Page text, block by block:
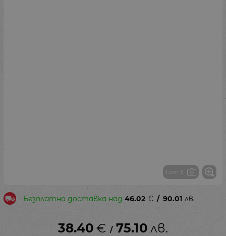
1 от 3
Безплатна доставка над 46.02 € / 90.01 лв.
38.40 € / 75.10 лв.